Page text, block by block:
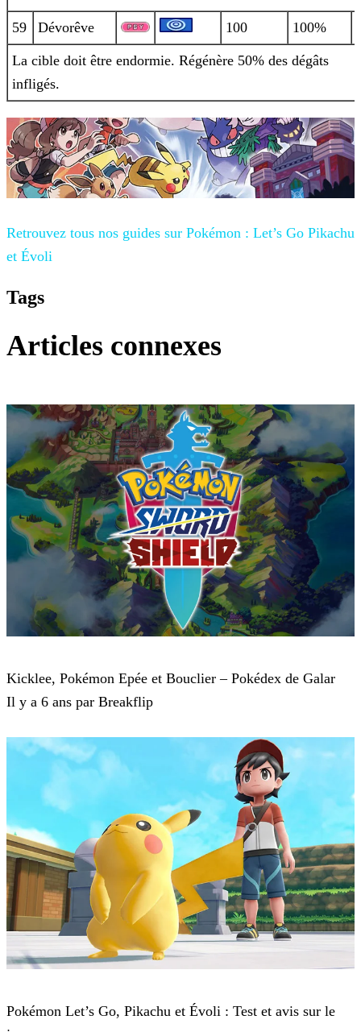
59 Dévorêve 100 100%
La cible doit être endormie. Régénère 50% des dégâts
infligés.
Retrouvez tous nos guides sur Pokémon : Let’s Go Pikachu
et Évoli
Tags
Articles connexes
Kicklee, Pokémon Epée et Bouclier – Pokédex de Galar
Il y a 6 ans par Breakflip
Pokémon Let’s Go, Pikachu et Évoli : Test et avis sur le